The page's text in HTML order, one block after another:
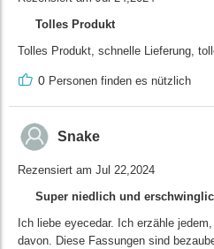
Tolles Produkt
Tolles Produkt, schnelle Lieferung,
0 Personen finden es nützlich
Snake
Rezensiert am Jul 22,2024
Super niedlich und
Ich liebe eyecedar. Ich erzähle
davon. Diese Fassungen sind